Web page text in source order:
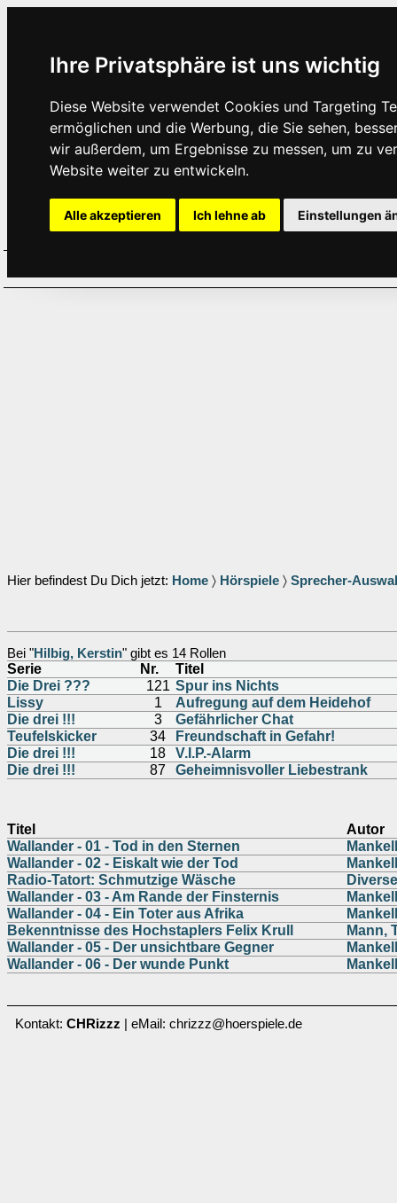
Ihre Privatsphäre ist uns wichtig
Diese Website verwendet Cookies und Targeting
ermöglichen und die Werbung, die Sie sehen,
wir außerdem, um Ergebnisse zu messen, um zu
Website weiter zu entwickeln.
Alle akzeptieren Ich lehne ab Einstellungen
Hier befindest Du Dich jetzt: Home 〉 Hörspiele 〉 Sprecher-
Bei "Hilbig, Kerstin" gibt es 14 Rollen
Serie Nr.
Titel
Die Drei ???
121 Spur ins Nichts
Lissy
1
Aufregung auf dem Heidehof
Die drei !!!
3
Gefährlicher Chat
Teufelskicker
34
Freundschaft in Gefahr!
Die drei !!!
18
V.I.P.-Alarm
Die drei !!!
87 Geheimnisvoller Liebestrank
Titel
Autor
Wallander - 01 - Tod in den Sternen
Wallander - 02 - Eiskalt wie der Tod
Radio-Tatort: Schmutzige Wäsche
Diverse
Wallander - 03 - Am Rande der Finsternis
Wallander - 04 - Ein Toter aus Afrika
Bekenntnisse des Hochstaplers Felix Krull
Mann,
Wallander - 05 - Der unsichtbare Gegner
Wallander - 06 - Der wunde Punkt
Kontakt: CHRizzz | eMail: chrizzz@hoerspiele.de